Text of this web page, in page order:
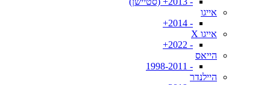
אייגו
- 2014+
אייגו X
- 2022+
הייאס
- 1998-2011
היילנדר